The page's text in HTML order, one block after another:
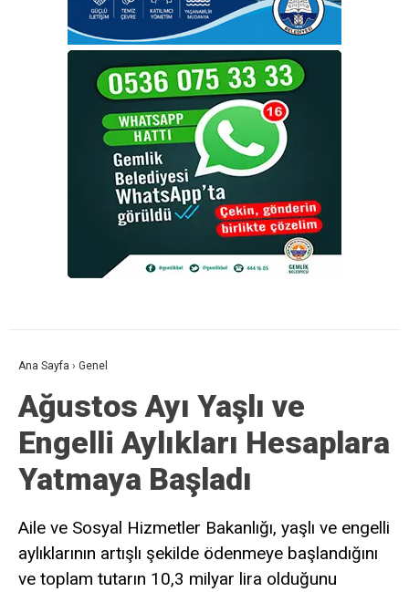
Ana Sayfa › Genel
Ağustos Ayı Yaşlı ve
Engelli Aylıkları Hesaplara
Yatmaya Başladı
Aile ve Sosyal Hizmetler Bakanlığı, yaşlı ve engelli
aylıklarının artışlı şekilde ödenmeye başlandığını
ve toplam tutarın 10,3 milyar lira olduğunu